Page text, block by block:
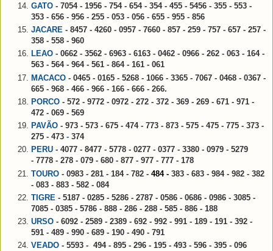
GATO - 7054 - 1956 - 754 - 654 - 354 - 455 - 5456 - 355 - 553 -
353 - 656 - 956 - 255 - 053 - 056 - 655 - 955 - 856
JACARE - 8457 - 4260 - 0957 - 7660 - 857 - 259 - 757 - 657 - 257 -
358 - 558 - 960
LEAO - 0662 - 3562 - 6963 - 6163 - 0462 - 0966 - 262 - 063 - 164 -
563 - 564 - 964 - 561 - 864 - 161 - 061
MACACO - 0465 - 0165 - 5268 - 1066 - 3365 - 7067 - 0468 - 0367 -
665 - 968 - 466 - 966 - 166 - 666 - 266.
PORCO - 572 - 9772 - 0972 - 272 - 372 - 369 - 269 - 671 - 971 -
472 - 069 - 569
PAVÃO - 973 - 573 - 675 - 474 - 773 - 873 - 575 - 475 - 775 - 373 -
275 - 473 - 374
PERU - 4077 - 8477 - 5778 - 0277 - 0377 - 3380 - 0979 - 5279
- 7778 - 278 - 079 - 680 - 877 - 977 - 777 - 178
TOURO - 0983 - 281 - 184 - 782 - 484 - 383 - 683 - 984 - 982 - 382
- 083 - 883 - 582 - 084
TIGRE - 5187 - 0285 - 5286 - 2787 - 0586 - 0686 - 0986 - 3085 -
7085 - 0385 - 5786 - 888 - 286 - 288 - 585 - 886 - 188
URSO - 6092 - 2589 - 2389 - 692 - 992 - 991 - 189 - 191 - 392 -
591 - 489 - 990 - 689 - 190 - 490 - 791
VEADO - 5593 - 494 - 895 - 296 - 195 - 493 - 596 - 395 - 096